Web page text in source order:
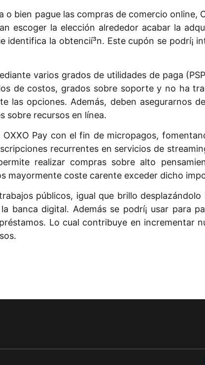
o bien pague las compras de comercio online,
escoger la elección alrededor acabar la
identifica la obtencií³n. Este cupón se podrí¡
varios grados de utilidades de paga
de costos, grados sobre soporte y no ha
las opciones. Además, deben asegurarnos
sobre recursos en línea.
Pay con el fin de micropagos,
recurrentes en servicios de
realizar compras sobre alto
mayormente coste carente exceder dicho
públicos, igual que brillo
banca digital. Además se podrí¡ usar para
Lo cual contribuye en incrementar